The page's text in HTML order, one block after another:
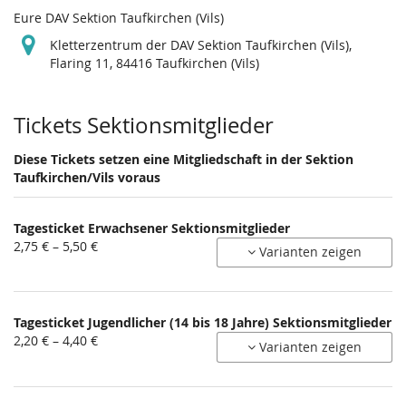
Eure DAV Sektion Taufkirchen (Vils)
Kletterzentrum der DAV Sektion Taufkirchen (Vils),
Flaring 11, 84416 Taufkirchen (Vils)
Produkte
Tickets Sektionsmitglieder
Diese Tickets setzen eine Mitgliedschaft in der Sektion
Taufkirchen/Vils voraus
Tagesticket Erwachsener Sektionsmitglieder
von
2,75 € – 5,50 € Varianten zeigen
Tagesticket Jugendlicher (14 bis 18 Jahre) Sektionsmitglieder
von
2,20 € – 4,40 € Varianten zeigen